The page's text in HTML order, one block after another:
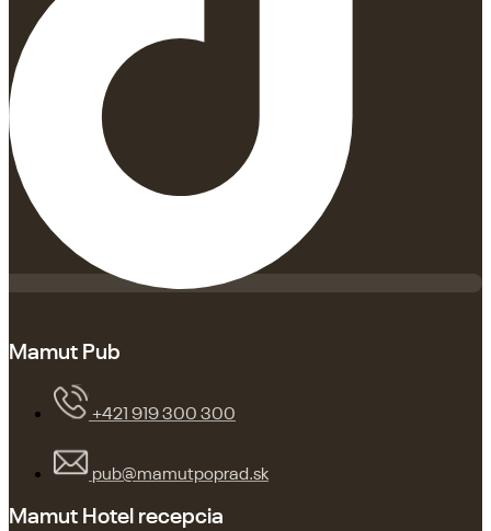
Mamut Pub
+421 919 300 300
pub@mamutpoprad.sk
Mamut Hotel recepcia